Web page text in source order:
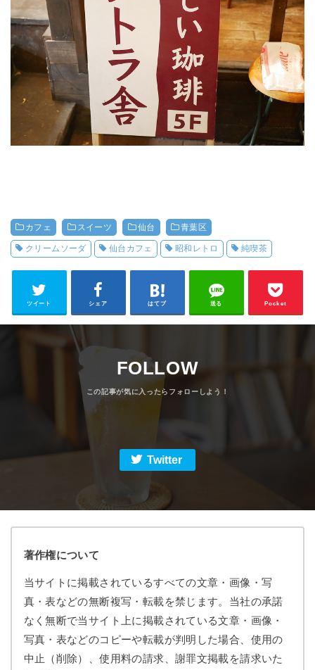
カフェ スイーツ 仙台 青葉区
クリームソーダ 仙台カフェ 昭和レトロ 純喫茶
ツイート シェア はてブ 送る Pocket
FOLLOW
Twitter
著作権について
当サイトに掲載されているすべての文章・画像・写
真・表などの無断複写・転載を禁じます。当社の承諾
なく無断で当サイト上に掲載されている文章・画像・
写真・表などのコピーや転載が判明した場合、使用の
中止（削除）、使用料の請求、謝罪文掲載を請求いた